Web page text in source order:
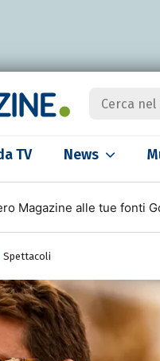
TV News
Magazine alle tue fonti
Spettacoli